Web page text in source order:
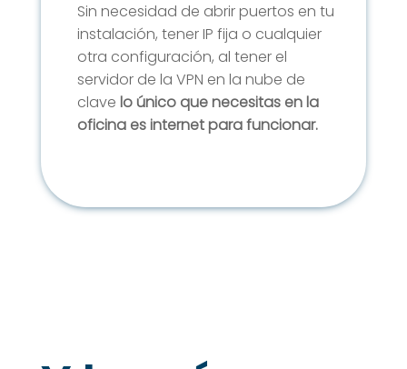
Sin necesidad de abrir puertos en tu
instalación, tener IP fija o cualquier
otra configuración, al tener el
servidor de la VPN en la nube de
clave lo único que necesitas en la
oficina es internet para funcionar.